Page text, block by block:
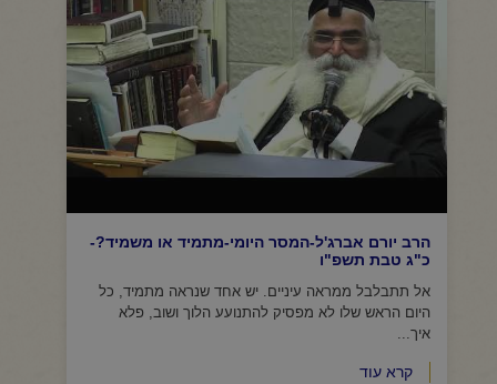
הרב יורם אברג'ל-המסר היומי-מתמיד או משמיד?-
כ"ג טבת תשפ"ו
אל תתבלבל ממראה עיניים. יש אחד שנראה מתמיד, כל
היום הראש שלו לא מפסיק להתנועע הלוך ושוב, פלא
איך...
קרא עוד